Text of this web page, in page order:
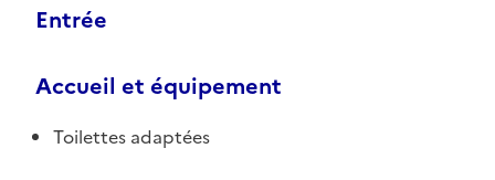
Entrée
Accueil et équipement
Toilettes adaptées